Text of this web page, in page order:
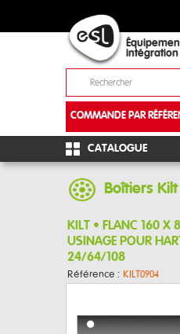
intégration
COMMANDE PAR
CATALOGUE
Boîtiers Kilt
KILT • FLANC 160 X
USINAGE POUR
24/64/108
Référence : KILT0904